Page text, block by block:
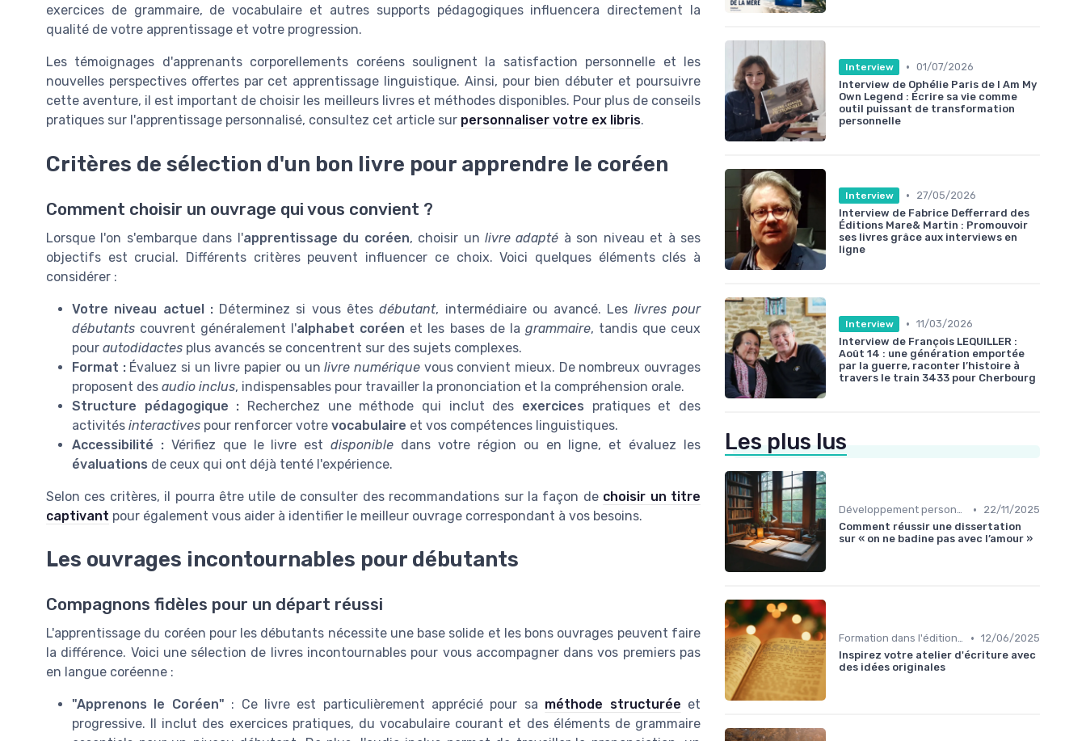
exercices de grammaire, de vocabulaire et autres supports pédagogiques influencera directement la
qualité de votre apprentissage et votre progression.
Les témoignages d'apprenants corporellements coréens soulignent la satisfaction personnelle et les
nouvelles perspectives offertes par cet apprentissage linguistique. Ainsi, pour bien débuter et poursuivre
cette aventure, il est important de choisir les meilleurs livres et méthodes disponibles. Pour plus de conseils
pratiques sur l'apprentissage personnalisé, consultez cet article sur personnaliser votre ex libris.
Critères de sélection d'un bon livre pour apprendre le coréen
Comment choisir un ouvrage qui vous convient ?
Lorsque l'on s'embarque dans l'apprentissage du coréen, choisir un livre adapté à son niveau et à ses
objectifs est crucial. Différents critères peuvent influencer ce choix. Voici quelques éléments clés à
considérer :
Votre niveau actuel :Déterminez si vous êtesdébutant, intermédiaire ou avancé. Les livres pour
débutants couvrent généralement l'alphabet coréen et les bases de la grammaire, tandis que ceux
pour autodidactes plus avancés se concentrent sur des sujets complexes.
Format :Évaluez si un livre papier ou unlivre numériquevous convient mieux. De nombreux ouvrages
proposent des audio inclus, indispensables pour travailler la prononciation et la compréhension orale.
Structure pédagogique : Recherchez une méthode qui inclut des exercices pratiques et des
activités interactives pour renforcer votre vocabulaire et vos compétences linguistiques.
Accessibilité :Vérifiez que le livre estdisponible dans votre région ou en ligne, et évaluez les
évaluations de ceux qui ont déjà tenté l'expérience.
Selon ces critères, il pourra être utile de consulter des recommandations sur la façon de choisir un titre
captivant pour également vous aider à identifier le meilleur ouvrage correspondant à vos besoins.
Les ouvrages incontournables pour débutants
Compagnons fidèles pour un départ réussi
L'apprentissage du coréen pour les débutants nécessite une base solide et les bons ouvrages peuvent faire
la différence. Voici une sélection de livres incontournables pour vous accompagner dans vos premiers pas
en langue coréenne :
"Apprenons le Coréen" : Ce livre est particulièrement apprécié pour sa méthode structurée et
progressive. Il inclut des exercices pratiques, du vocabulaire courant et des éléments de grammaire
Interview • 01/07/2026
Interview de Ophélie Paris de I Am My
Own Legend : Écrire sa vie comme
outil puissant de transformation
personnelle
Interview •
27/05/2026
Interview de Fabrice Defferrard des
Éditions Mare& Martin : Promouvoir
ses livres grâce aux interviews en
ligne
Interview • 11/03/2026
Interview de François LEQUILLER :
Août 14 : une génération emportée
par la guerre, raconter l’histoire à
travers le train 3433 pour Cherbourg
Les plus lus
Développement personnel •
22/11/2025
Comment réussir une dissertation
sur « on ne badine pas avec l’amour »
Formation dans l'édition de livre • 12/06/2025
Inspirez votre atelier d'écriture avec
des idées originales